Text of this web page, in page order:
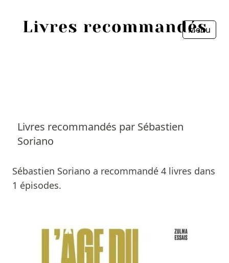
Menu
Livres recommandés par Sébastien
Soriano
Sébastien Soriano a recommandé 4 livres dans
1 épisodes.
Personnes
Livres
Prix littéraires
Fermer